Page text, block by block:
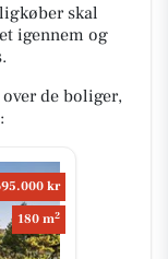
skal
igennem og
de boliger,
kr
180 m2